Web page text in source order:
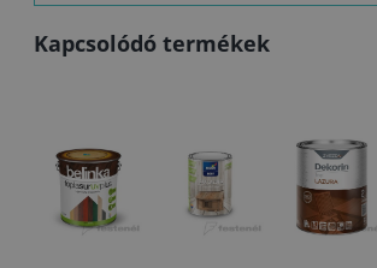
Kapcsolódó termékek